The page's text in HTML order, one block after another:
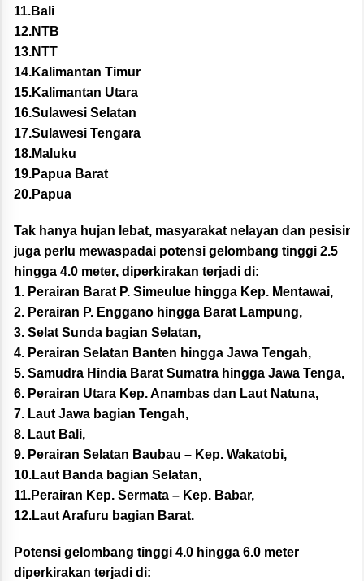
11.Bali
12.NTB
13.NTT
14.Kalimantan Timur
15.Kalimantan Utara
16.Sulawesi Selatan
17.Sulawesi Tengara
18.Maluku
19.Papua Barat
20.Papua
Tak hanya hujan lebat, masyarakat nelayan dan pesisir
juga perlu mewaspadai potensi gelombang tinggi 2.5
hingga 4.0 meter, diperkirakan terjadi di:
1. Perairan Barat P. Simeulue hingga Kep. Mentawai,
2. Perairan P. Enggano hingga Barat Lampung,
3. Selat Sunda bagian Selatan,
4. Perairan Selatan Banten hingga Jawa Tengah,
5. Samudra Hindia Barat Sumatra hingga Jawa Tenga,
6. Perairan Utara Kep. Anambas dan Laut Natuna,
7. Laut Jawa bagian Tengah,
8. Laut Bali,
9. Perairan Selatan Baubau – Kep. Wakatobi,
10.Laut Banda bagian Selatan,
11.Perairan Kep. Sermata – Kep. Babar,
12.Laut Arafuru bagian Barat.
Potensi gelombang tinggi 4.0 hingga 6.0 meter
diperkirakan terjadi di: